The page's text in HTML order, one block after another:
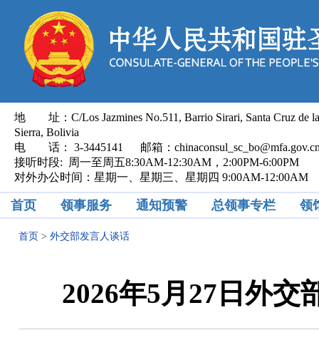
地 址：C/Los Jazmines No.511, Barrio Sirari, Santa Cruz de la
Sierra, Bolivia
电 话： 3-3445141 邮箱：
接听时段: 周一至周五8:30AM-12:30AM，2:00PM-6:00PM
对外办公时间：星期一、星期三、星期四 9:00AM-12:00AM
首页 领事服务 通知预警 总领事专栏 领
首页 > 外交部发言人谈话
2026年5月27日外交